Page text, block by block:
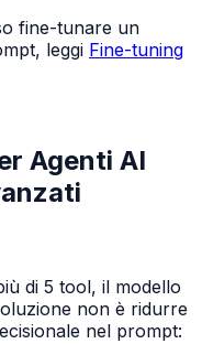
fine-tunare un
leggi Fine-tuning
Agenti AI
di 5 tool, il modello
non è ridurre
nel prompt: